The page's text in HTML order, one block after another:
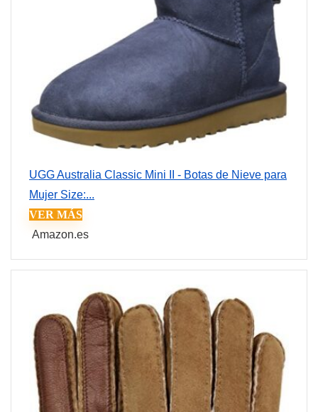
UGG Australia Classic Mini II - Botas de Nieve para
Mujer Size:...
VER MÁS
Amazon.es